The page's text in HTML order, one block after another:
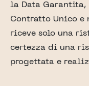
la Data
Contratto Unico
riceve solo una
certezza di una
progettata e